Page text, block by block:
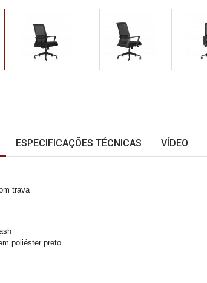
ESPECIFICAÇÕES TÉCNICAS VÍDEO
trava
poliéster preto